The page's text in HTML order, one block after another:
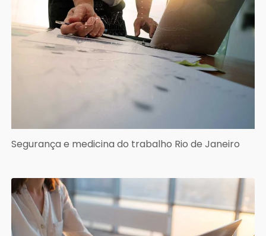
Segurança e medicina do trabalho Rio de Janeiro